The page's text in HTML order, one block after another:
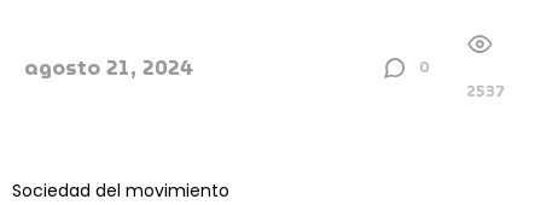
agosto 21, 2024
0
2537
Sociedad del movimiento